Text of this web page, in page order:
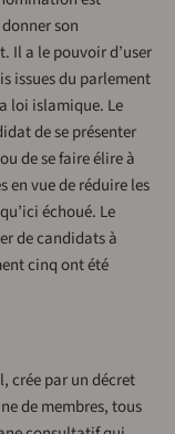
son
Il a le pouvoir d’user
issues du parlement
loi islamique. Le
de se présenter
de se faire élire à
en vue de réduire les
échoué. Le
de candidats à
cinq ont été
crée par un décret
de membres, tous